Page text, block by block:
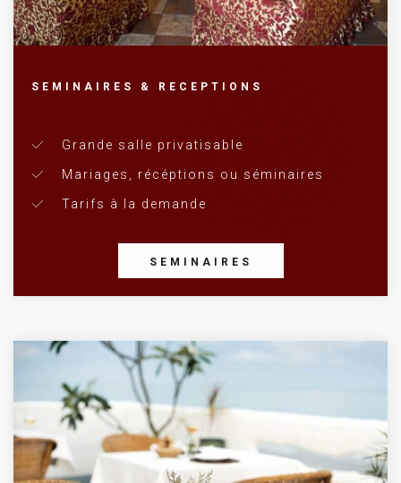
SEMINAIRES & RECEPTIONS
Grande salle privatisable
Mariages, récéptions ou séminaires
Tarifs à la demande
SEMINAIRES